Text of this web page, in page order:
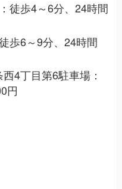
徒歩4～6分、24時間
歩6～9分、24時間
4丁目第6駐車場：
円